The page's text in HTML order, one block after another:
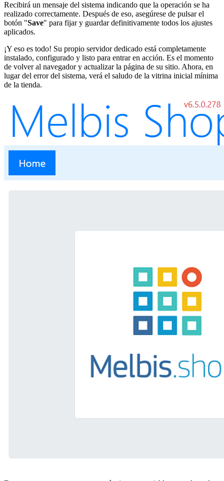
Recibirá un mensaje del sistema indicando que la operación se ha
realizado correctamente. Después de eso, asegúrese de pulsar el
botón "Save" para fijar y guardar definitivamente todos los ajustes
aplicados.
¡Y eso es todo! Su propio servidor dedicado está completamente
instalado, configurado y listo para entrar en acción. Es el momento
de volver al navegador y actualizar la página de su sitio. Ahora, en
lugar del error del sistema, verá el saludo de la vitrina inicial mínima
de la tienda.